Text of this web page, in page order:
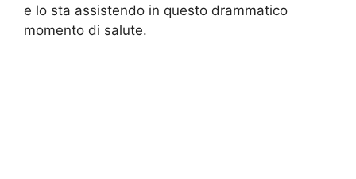
e lo sta assistendo in questo drammatico
momento di salute.